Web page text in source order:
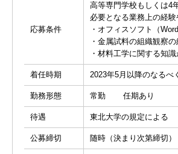
応募条件
高等専門学校もしくは4
必要となる業務上の経
・オフィスソフト（
・金属試料の組織観察
・材料工学に関する知識
着任時期 2023年5月以降のなるべ
勤務形態 常勤 任期あり
待遇 東北大学の規定による
公募締切 随時（決まり次第締切）